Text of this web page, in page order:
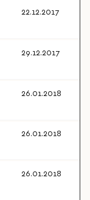
22.12.2017
29.12.2017
26.01.2018
26.01.2018
26.01.2018